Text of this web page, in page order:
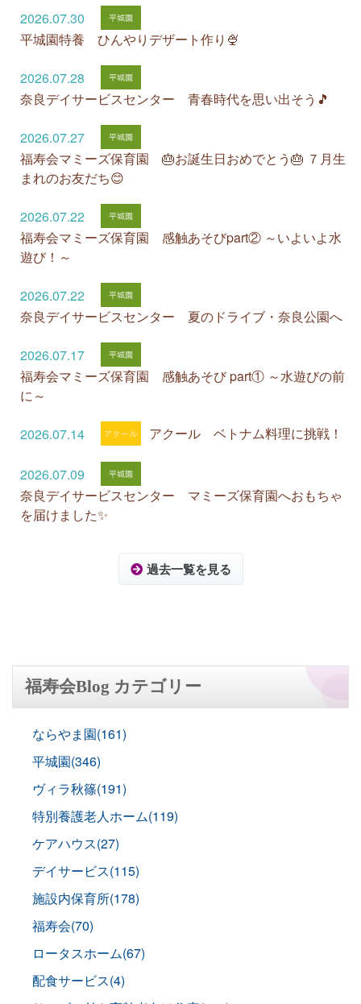
2026.07.30
平城園特養 ひんやりデザート作り🍨
2026.07.28
奈良デイサービスセンター 青春時代を思い出そう🎵
2026.07.27
福寿会マミーズ保育園 🎂お誕生日おめでとう🎂 ７月生
まれのお友だち😊
2026.07.22
福寿会マミーズ保育園 感触あそびpart② ～いよいよ水
遊び！～
2026.07.22
奈良デイサービスセンター 夏のドライブ・奈良公園へ
2026.07.17
福寿会マミーズ保育園 感触あそび part① ～水遊びの前
に～
2026.07.14 アクール ベトナム料理に挑戦！
2026.07.09
奈良デイサービスセンター マミーズ保育園へおもちゃ
を届けました✨
過去一覧を見る
福寿会Blog カテゴリー
ならやま園(161)
平城園(346)
ヴィラ秋篠(191)
特別養護老人ホーム(119)
ケアハウス(27)
デイサービス(115)
施設内保育所(178)
福寿会(70)
ロータスホーム(67)
配食サービス(4)